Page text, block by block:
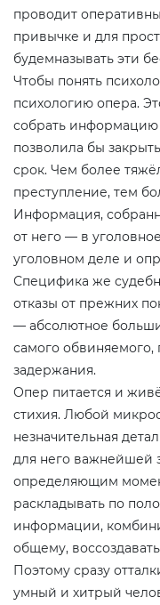
проводит
привычке и для
будемназывать эти
Чтобы понять
психологию опера.
собрать информацию
позволила бы
срок. Чем более
преступление, тем
Информация,
от него — в
уголовном деле и
Специфика же
отказы от прежних
— абсолютное
самого
задержания.
Опер питается и
стихия. Любой
незначительная
для него важнейшей
определяющим
раскладывать по
информации,
общему,
Поэтому сразу
умный и хитрый